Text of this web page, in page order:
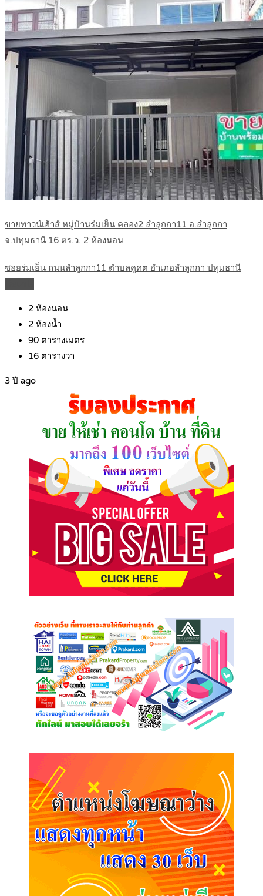
ขายทาวน์เฮ้าส์ หมู่บ้านร่มเย็น คลอง2 ลำลูกกา11 อ.ลำลูกกา
จ.ปทุมธานี 16 ตร.ว. 2 ห้องนอน
ซอยร่มเย็น ถนนลำลูกกา11 ตำบลคูคต อำเภอลำลูกกา ปทุมธานี
2 ห้องนอน
2 ห้องน้ำ
90 ตารางเมตร
16 ตารางวา
3 ปี ago